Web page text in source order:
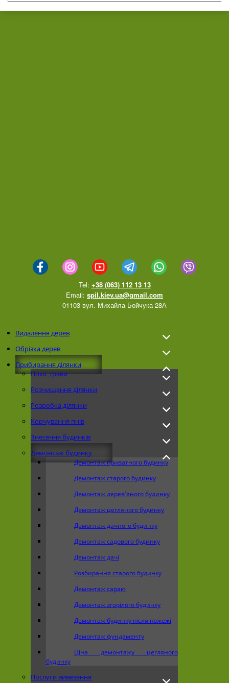
Tel: +38 (063) 112 13 13
Email: spil.kiev.ua@gmail.com
01103 вул. Михайла Бойчука 28А
Видалення дерев
Обрізка дерев
Прибирання ділянки
Покіс трави
Розчищення ділянки
Розробка ділянки
Корчування пнів
Знесення будинків
Демонтаж будинку
Демонтаж приватного будинку
Демонтаж старого будинку
Демонтаж дерев'яного будинку
Демонтаж цегляного будинку
Демонтаж дачного будинку
Демонтаж садового будинку
Демонтаж дачі
Розбирання старого будинку
Демонтаж сараю
Демонтаж згорілого будинку
Демонтаж будинку після пожежі
Демонтаж фундаменту
Ціна демонтажу цегляного
будинку
Послуги вивезення